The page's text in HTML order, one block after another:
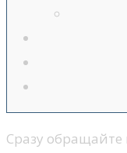
Сразу